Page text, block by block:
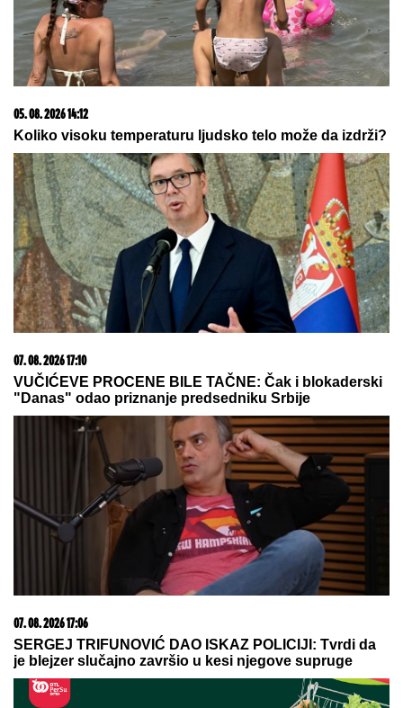
LANČANI SUDAR NA GAZELIJedna
NAŠA PEVAČICA SE SRELA SA MILANOM
STANKOVIĆEM
ne zna, pomenula i njegov POVRATAK o kom svi
pričaju (VIDEO)